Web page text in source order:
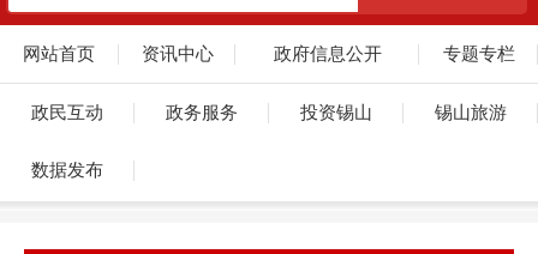
网站首页 资讯中心 政府信息公开 专题专栏
政民互动 政务服务 投资锡山 锡山旅游
数据发布